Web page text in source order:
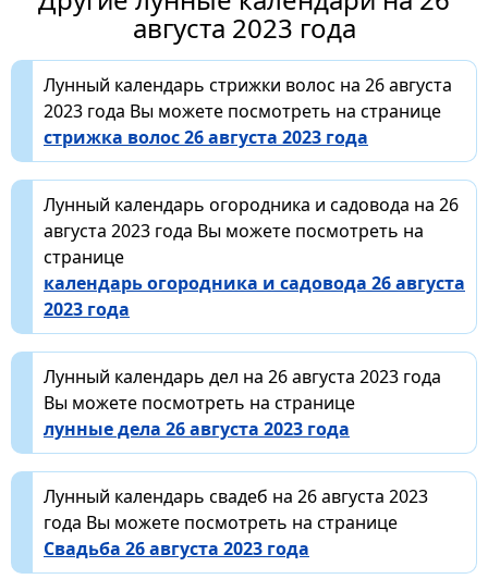
августа 2023 года
Лунный календарь стрижки волос на 26 августа
2023 года Вы можете посмотреть на странице
стрижка волос 26 августа 2023 года
Лунный календарь огородника и садовода на 26
августа 2023 года Вы можете посмотреть на
странице
календарь огородника и садовода 26 августа
2023 года
Лунный календарь дел на 26 августа 2023 года
Вы можете посмотреть на странице
лунные дела 26 августа 2023 года
Лунный календарь свадеб на 26 августа 2023
года Вы можете посмотреть на странице
Свадьба 26 августа 2023 года